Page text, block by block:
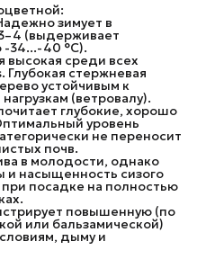
зимует в
(выдерживает
34...-40 °C).
высокая среди всех
стержневая
устойчивым к
(ветровалу).
глубокие, хорошо
уровень
не переносит
почв.
в молодости, однако
и насыщенность сизого
посадке на полностью
повышенную (по
или бальзамической)
дыму и